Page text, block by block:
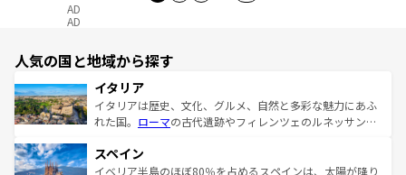
AD
AD
人気の国と地域から探す
イタリア
イタリアは歴史、文化、グルメ、自然と多彩な魅力にあふ
れた国。 ローマの古代遺跡やフィレンツェのルネッサンス
ろん、トスカーナの美しい田園風景やアマルフィ海岸の絶
景など、自然景観も見逃せない。観光の合間には、本場の
スペイン
イベリア半島のほぼ80％を占めるスペインは、太陽が降り